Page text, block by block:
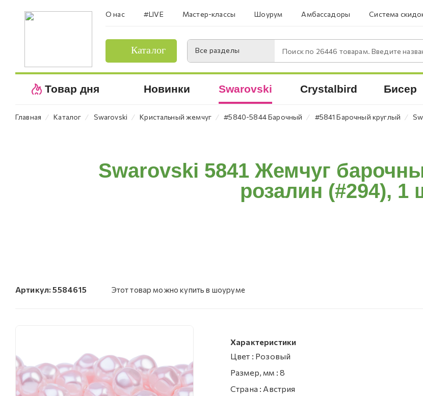
О нас #LIVE Мастер-классы Шоурум Амбассадоры Система
Каталог Все разделы Поиск по 26446 товарам. Введите название
Товар дня Новинки Swarovski Crystalbird Бисер
Главная ⁄ Каталог ⁄ Swarovski ⁄ Кристальный жемчуг ⁄ #5840-5844 Барочный ⁄ #5841 Барочный круглый ⁄
Swarovski 5841 Жемчуг
розалин (#294), 1
Артикул: 5584615 Этот товар можно купить в шоуруме
Характеристики
Цвет : Розовый
Размер, мм : 8
Страна : Австрия